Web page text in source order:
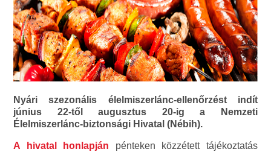
Nyári szezonális élelmiszerlánc-ellenőrzést indít
június 22-től augusztus 20-ig a Nemzeti
Élelmiszerlánc-biztonsági Hivatal (Nébih).
A hivatal honlapján pénteken közzétett tájékoztatás